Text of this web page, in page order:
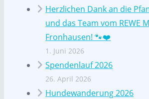
Herzlichen Dank an die
und das Team vom REWE
Fronhausen! 🐾❤️
1. Juni 2026
Spendenlauf 2026
26. April 2026
Hundewanderung 2026